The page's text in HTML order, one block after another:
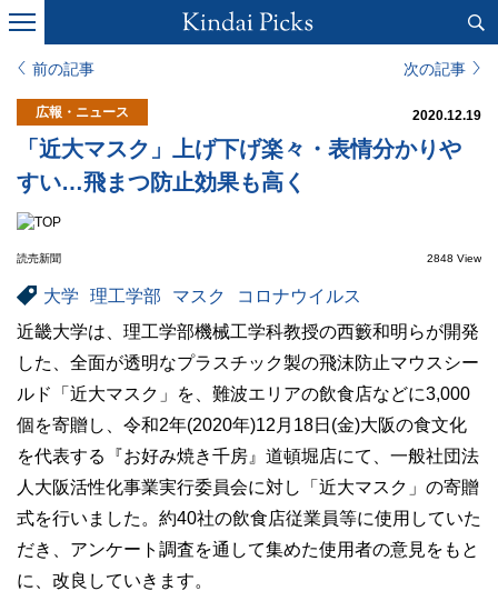
前の記事 次の記事
広報・ニュース 2020.12.19
「近大マスク」上げ下げ楽々・表情分かりや
すい…飛まつ防止効果も高く
読売新聞 2848 View
大学 理工学部 マスク
コロナウイルス
近畿大学は、理工学部機械工学科教授の西籔和明らが開発
した、全面が透明なプラスチック製の飛沫防止マウスシー
ルド「近大マスク」を、難波エリアの飲食店などに3,000
個を寄贈し、令和2年(2020年)12月18日(金)大阪の食文化
を代表する『お好み焼き千房』道頓堀店にて、一般社団法
人大阪活性化事業実行委員会に対し「近大マスク」の寄贈
式を行いました。約40社の飲食店従業員等に使用していた
だき、アンケート調査を通して集めた使用者の意見をもと
に、改良していきます。